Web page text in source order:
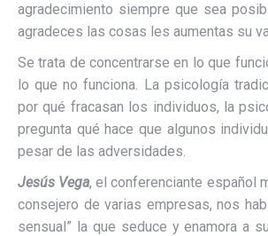
agradecimiento siempre que sea
agradeces las cosas les aumentas su
Se trata de concentrarse en lo que
lo que no funciona. La psicología
por qué fracasan los individuos, la
pregunta qué hace que algunos
pesar de las adversidades.
Jesús Vega, el conferenciante español
consejero de varias empresas, nos
sensual” la que seduce y enamora a